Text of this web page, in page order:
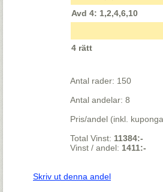
Avd 4: 1,2,4,6,10
4 rätt
Antal rader: 150
Antal andelar: 8
Pris/andel (inkl.
Total Vinst: 11384:-
Vinst / andel: 1411:-
Skriv ut denna andel